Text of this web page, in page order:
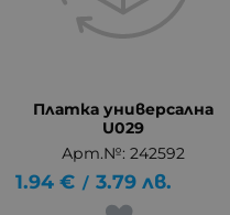
Платка универсална
U029
Арт.№: 242592
1.94 € / 3.79 лв.